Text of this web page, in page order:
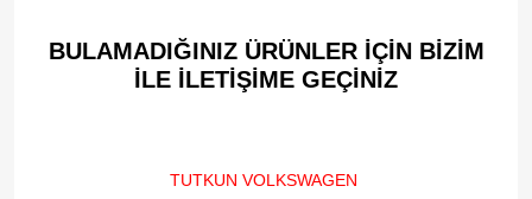
BULAMADIĞINIZ ÜRÜNLER İÇİN BİZİM
İLE İLETİŞİME GEÇİNİZ​
TUTKUN VOLKSWAGEN